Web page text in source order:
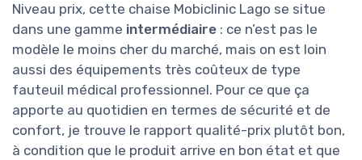
Niveau prix, cette chaise Mobiclinic Lago se situe
dans une gamme intermédiaire : ce n’est pas le
modèle le moins cher du marché, mais on est loin
aussi des équipements très coûteux de type
fauteuil médical professionnel. Pour ce que ça
apporte au quotidien en termes de sécurité et de
confort, je trouve le rapport qualité-prix plutôt bon,
à condition que le produit arrive en bon état et que